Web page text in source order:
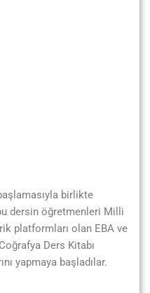
birlikte
dersin öğretmenleri Milli
platformları olan EBA ve
Ders Kitabı
yapmaya başladılar.